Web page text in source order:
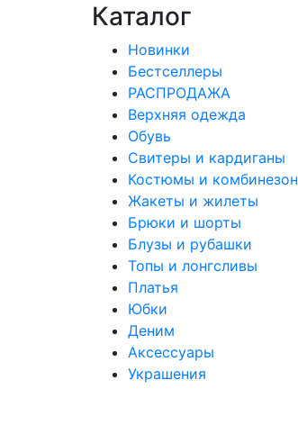
Каталог
Новинки
Бестселлеры
РАСПРОДАЖА
Верхняя одежда
Обувь
Свитеры и кардиганы
Костюмы и
Жакеты и жилеты
Брюки и шорты
Блузы и рубашки
Топы и лонгсливы
Платья
Юбки
Деним
Аксессуары
Украшения